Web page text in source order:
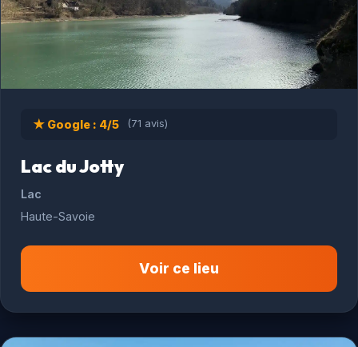
★ Google : 4/5 (71 avis)
Lac du Jotty
Lac
Haute-Savoie
Voir ce lieu